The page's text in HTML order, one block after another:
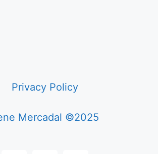
Privacy Policy
Mercadal ©2025